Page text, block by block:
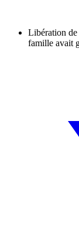
Libération de
famille avait